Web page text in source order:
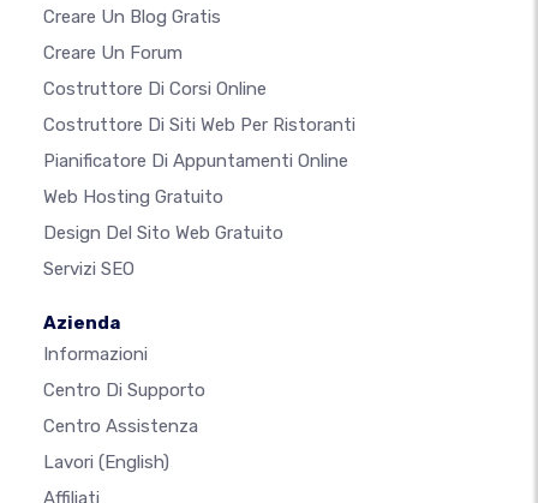
Creare Un Blog Gratis
Creare Un Forum
Costruttore Di Corsi Online
Costruttore Di Siti Web Per Ristoranti
Pianificatore Di Appuntamenti Online
Web Hosting Gratuito
Design Del Sito Web Gratuito
Servizi SEO
Azienda
Informazioni
Centro Di Supporto
Centro Assistenza
Lavori (English)
Affiliati